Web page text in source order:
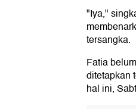
"Iya,"
tersangka.
Fatia
ditetapkan
hal ini,